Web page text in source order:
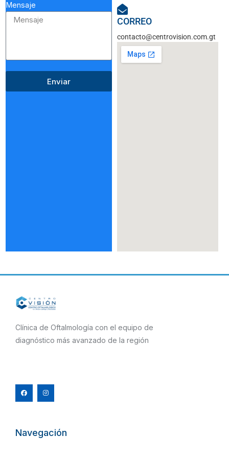
Mensaje
Enviar
CORREO
contacto@centrovision.com.gt
Clínica de Oftalmología con el equipo de
diagnóstico más avanzado de la región
c
e
b
o
s
t
a
g
Navegación